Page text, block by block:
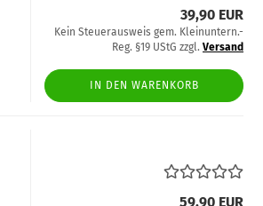
39,90 EUR
Kein Steuerausweis gem. Kleinuntern.-
Reg. §19 UStG zzgl. Versand
IN DEN WARENKORB
59,90 EUR